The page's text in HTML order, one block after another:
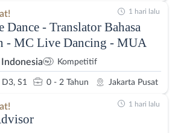
Dance - Translator Bahasa
- MC Live Dancing - MUA
Kompetitif
S1 0 - 2 Tahun Jakarta Pusat
1 hari lalu
1 hari lalu